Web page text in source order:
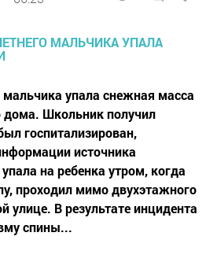
мальчика упала снежная масса
Школьник получил
госпитализирован,
источника
на ребенка утром, когда
проходил мимо двухэтажного
улице. В результате инцидента
спины...